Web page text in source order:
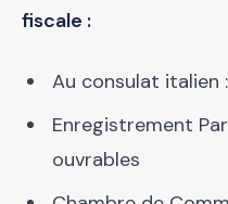
fiscale :
Au consulat italien
Enregistrement
ouvrables